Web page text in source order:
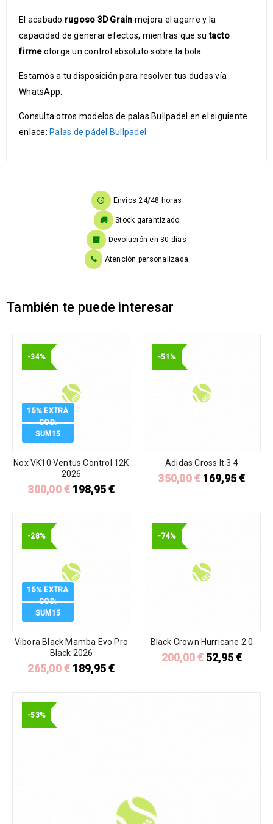
El acabado rugoso 3D Grain mejora el agarre y la
capacidad de generar efectos, mientras que sutacto
firmeotorga un control absoluto sobre la bola.
Estamos a tu disposición para resolver tus dudas vía
WhatsApp.
Consulta otros modelos de palas Bullpadel en el siguiente
enlace: Palas de pádel Bullpadel
Envíos 24/48 horas
Stock garantizado
Devolución en 30 días
Atención personalizada
También te puede interesar
-34%
15% EXTRA
COD:
SUM15
Nox VK10 Ventus Control 12K
2026
300,00€ 198,95€
-51%
Adidas Cross It 3.4
350,00€ 169,95€
-28%
15% EXTRA
COD:
SUM15
Vibora Black Mamba Evo Pro
Black 2026
265,00€ 189,95€
-74%
Black Crown Hurricane 2.0
200,00€ 52,95€
-53%